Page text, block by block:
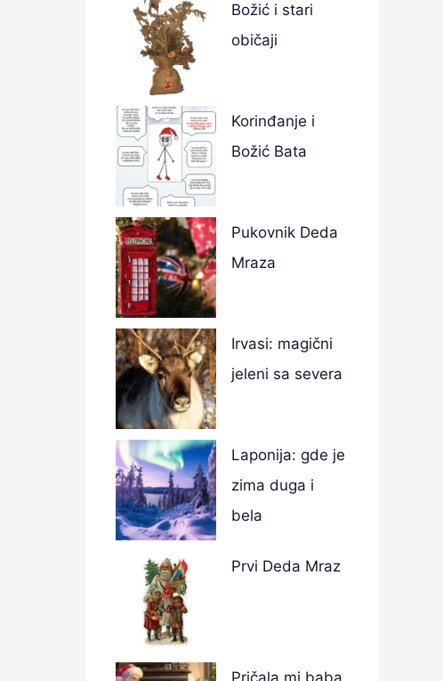
Božić i stari
običaji
Korinđanje i
Božić Bata
Pukovnik Deda
Mraza
Irvasi: magični
jeleni sa severa
Laponija: gde je
zima duga i
bela
Prvi Deda Mraz
Pričala mi baba